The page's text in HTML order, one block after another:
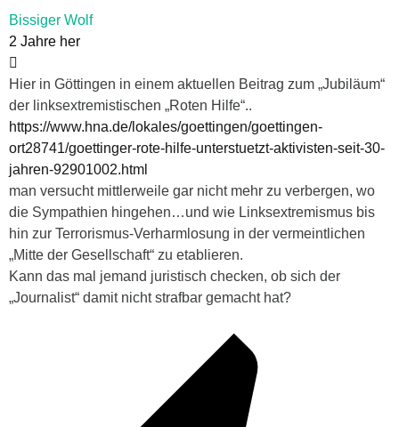
Bissiger Wolf
2 Jahre her
Hier in Göttingen in einem aktuellen Beitrag zum „Jubiläum“
der linksextremistischen „Roten Hilfe“..
https://www.hna.de/lokales/goettingen/goettingen-
ort28741/goettinger-rote-hilfe-unterstuetzt-aktivisten-seit-30-
jahren-92901002.html
man versucht mittlerweile gar nicht mehr zu verbergen, wo
die Sympathien hingehen…und wie Linksextremismus bis
hin zur Terrorismus-Verharmlosung in der vermeintlichen
„Mitte der Gesellschaft“ zu etablieren.
Kann das mal jemand juristisch checken, ob sich der
„Journalist“ damit nicht strafbar gemacht hat?